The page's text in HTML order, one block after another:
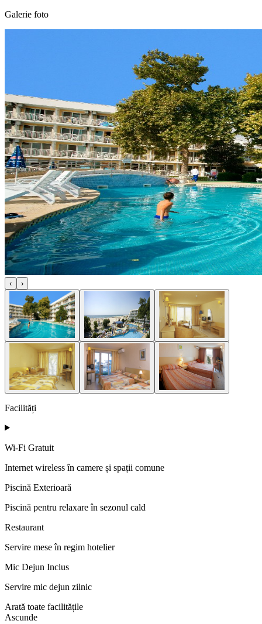
Galerie foto
‹ ›
Facilități
Wi-Fi Gratuit
Internet wireless în camere și spații comune
Piscină Exterioară
Piscină pentru relaxare în sezonul cald
Restaurant
Servire mese în regim hotelier
Mic Dejun Inclus
Servire mic dejun zilnic
Arată toate facilitățile
Ascunde